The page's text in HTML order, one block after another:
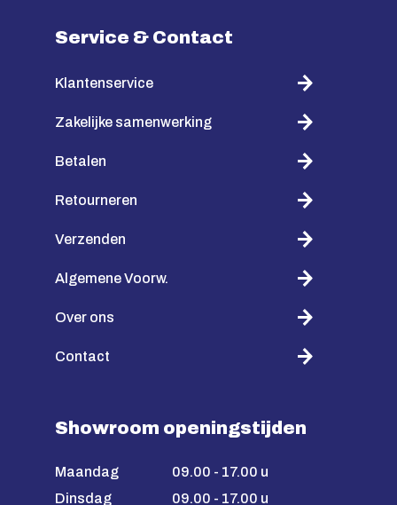
Service & Contact
Klantenservice
Zakelijke samenwerking
Betalen
Retourneren
Verzenden
Algemene Voorw.
Over ons
Contact
Showroom openingstijden
Maandag
09.00 - 17.00 u
Dinsdag
09.00 - 17.00 u